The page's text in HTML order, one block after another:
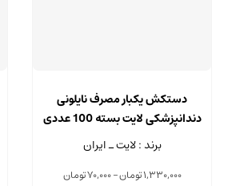
محصول
دارای
مختلفی
می
دستکش یکبار مصرف نایلونی
دندانپزشکی لایت بسته 100 عددی
برند : لایت ـ ایران
1,330,000تومان–
70,000تومانPrice